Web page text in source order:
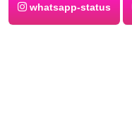
whatsapp-status